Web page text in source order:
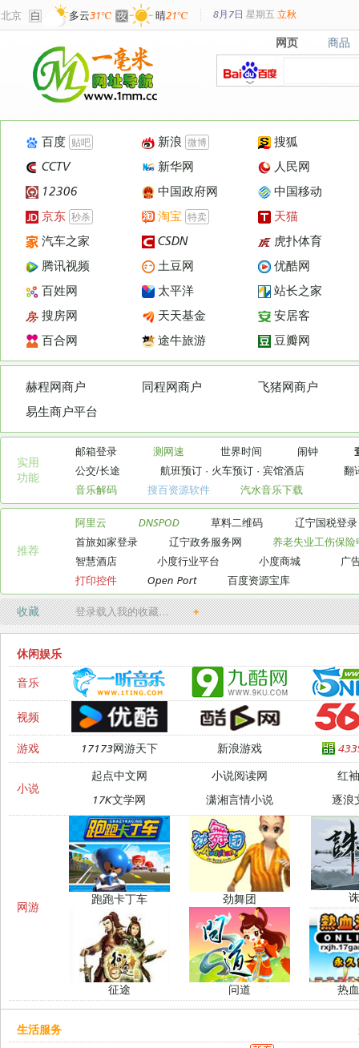
北京 多云31℃ 晴21℃ 8月7日 星期五 立秋
网页
网页 商品
商品
百度 贴吧 新浪 微博
搜狐
CCTV
新华网
人民网
12306
中国政府网
中国移动
京东 秒杀 淘宝 特卖
天猫
汽车之家
CSDN
虎扑体育
腾讯视频
土豆网
优酷网
百姓网
太平洋
站长之家
搜房网
天天基金
安居客
百合网
途牛旅游 豆瓣网
赫程网商户 同程网商户
飞猪网商户
易生商户平台
实用
功能
邮箱登录 测网速 世界时间 闹钟
公交/长途
航班预订· 火车预订· 宾馆酒店
翻
音乐解码
搜百资源软件 汽水音乐下载
推荐
阿里云 DNSPOD 草料二维码
辽宁国税登录
首旅如家登录
辽宁政务服务网
养老失业工伤保险
智慧酒店
小度行业平台 小度商城
广
打印控件
Open Port 百度资源宝库
收藏 登录载入我的收藏… +
休闲娱乐
音乐
视频
游戏 17173网游天下 新浪游戏
小说
起点中文网 小说阅读网
红
17K文学网
潇湘言情小说 逐浪
网游
跑跑卡丁车 劲舞团
征途 问道 热
生活服务